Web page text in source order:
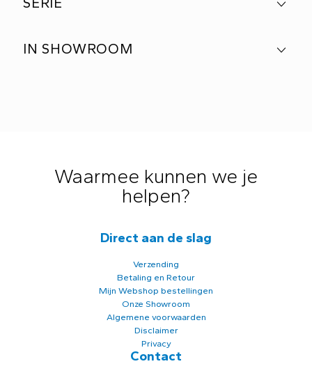
IN SHOWROOM
Waarmee kunnen we je
helpen?
Direct aan de slag
Verzending
Betaling en Retour
Mijn Webshop bestellingen
Onze Showroom
Algemene voorwaarden
Disclaimer
Privacy
Contact